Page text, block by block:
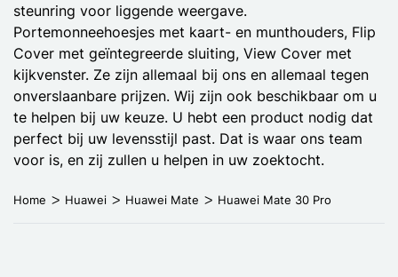
steunring voor liggende weergave.
Portemonneehoesjes met kaart- en munthouders, Flip
Cover met geïntegreerde sluiting, View Cover met
kijkvenster. Ze zijn allemaal bij ons en allemaal tegen
onverslaanbare prijzen. Wij zijn ook beschikbaar om u
te helpen bij uw keuze. U hebt een product nodig dat
perfect bij uw levensstijl past. Dat is waar ons team
voor is, en zij zullen u helpen in uw zoektocht.
Home Huawei Huawei Mate Huawei Mate 30 Pro